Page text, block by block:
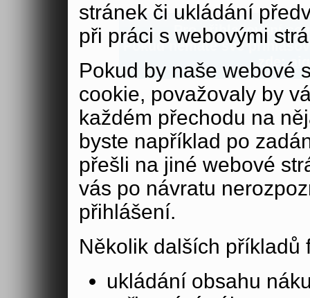
stránek či ukládání
při práci s webovými
Pokud by naše webové
cookie, považovaly by
každém přechodu na
byste například po
přešli na jiné webové
vás po návratu
přihlášení.
Několik dalších příkladů
ukládání obsahu
Pro přihlašování se
Pokud nemáte své
zde: